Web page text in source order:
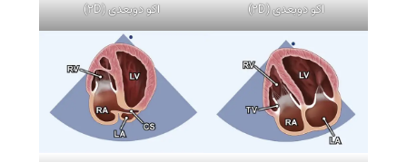
اکو دوبعدی (2D) اکو دوبعدی (2D)